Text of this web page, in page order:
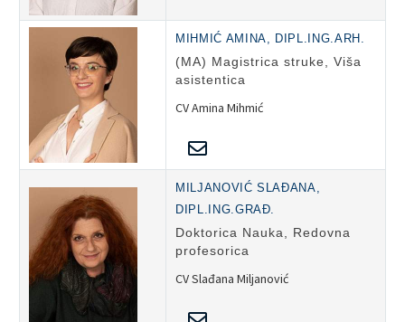
MIHMIĆ AMINA, DIPL.ING.ARH.
(MA) Magistrica struke, Viša
asistentica
CV Amina Mihmić
MILJANOVIĆ SLAĐANA,
DIPL.ING.GRAĐ.
Doktorica Nauka, Redovna
profesorica
CV Slađana Miljanović